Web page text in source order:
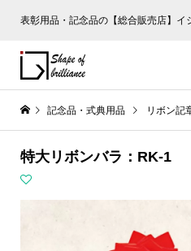
表彰用品・記念品の【総合販売店】イ
記念品・式典用品 リボン記
特大リボンバラ：RK-1